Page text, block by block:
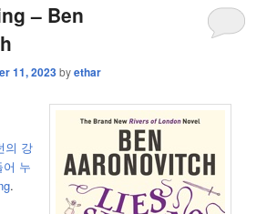
– Ben
11, 2023byethar
의 강
어 누
.